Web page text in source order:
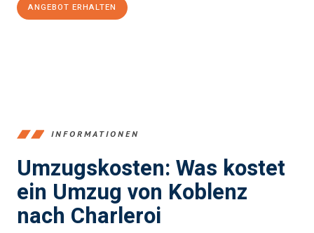
ANGEBOT ERHALTEN
INFORMATIONEN
Umzugskosten: Was kostet
ein Umzug von Koblenz
nach Charleroi